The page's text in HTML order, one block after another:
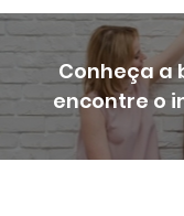
Conheça a
encontre o